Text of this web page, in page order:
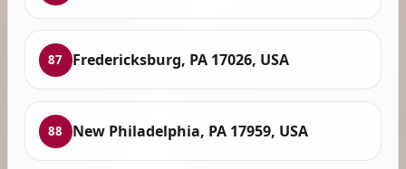
87 Fredericksburg, PA 17026, USA
88 New Philadelphia, PA 17959, USA